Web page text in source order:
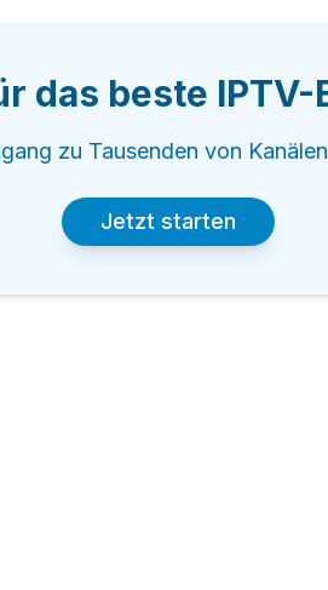
das beste IPTV-
zu Tausenden von
Jetzt starten